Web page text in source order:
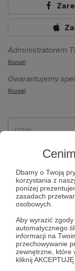
Dbamy o Twoją
korzystania z
poniżej
zasadach
osobowych.
Aby wyrazić
automatycznego
informacji na
przechowywanie
zewnętrzne, które
kliknij
Administratorem
sp. z o.o. z
092 Warszawa.
szczególności w
Patronite.pl, w tym
otrzymywania
Rozwiń
Gwarantujemy
wynikających z
ich przenoszenia,
wyrażenia
osobowych.
jest po
założenie konta
dostępny jest na
Rozwiń